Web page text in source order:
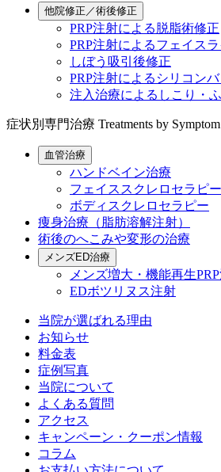
他院修正／術後修正
PRP注射による脱脂術修正
PRP注射によるフェイス
しぼう吸引後修正
PRP注射によるシリコン
注入治療によるしこり・
症状別専門治療 Treatments by Symptom
血管治療
ハンドベイン治療
フェイススクレロセラピー
ボディスクレロセラピー
痩身治療（脂肪溶解注射）
術後のへこみや変形の治療
メンズED治療
メンズ増大・機能再生
EDボツリヌス注射
当院が選ばれる理由
お知らせ
料金表
症例写真
当院について
よくある質問
アクセス
キャンペーン・クーポン情報
コラム